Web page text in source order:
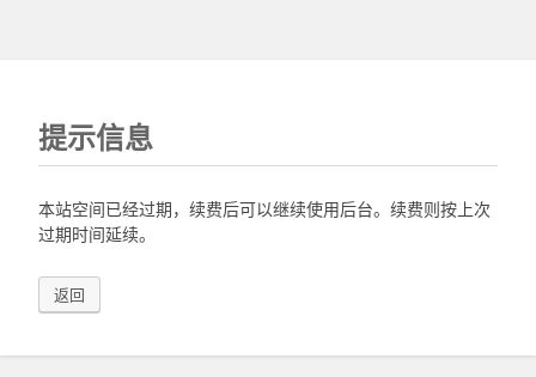
提示信息
本站空间已经过期，续费后可以继续使用后台。续费则按上次
过期时间延续。
返回